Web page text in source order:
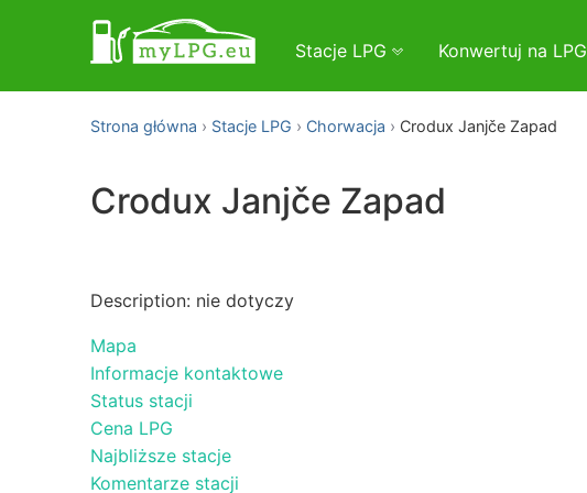
Stacje LPG Konwertuj na LPG
Strona główna Stacje LPG Chorwacja Crodux Janjče Zapad
Crodux Janjče Zapad
Description: nie dotyczy
Mapa
Informacje kontaktowe
Status stacji
Cena LPG
Najbliższe stacje
Komentarze stacji